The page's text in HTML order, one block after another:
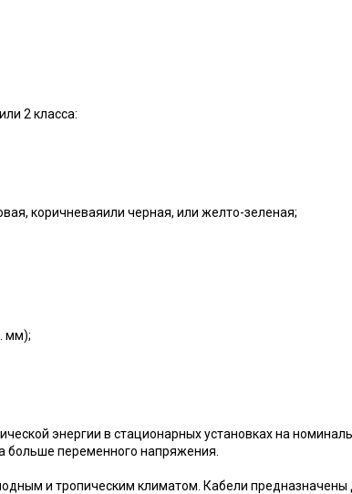
2 класса:
коричневаяили черная, или желто-зеленая;
мм);
энергии в стационарных установках на
больше переменного напряжения.
и тропическим климатом. Кабели предназначены